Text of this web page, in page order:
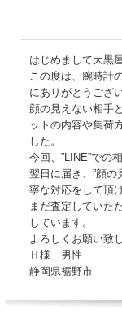
はじめまして大黒
この度は、腕時計
にありがとうござ
顔の見えない相手
ットの内容や集荷
した。
今回、”LINE”での
翌日に届き、”顔
寧な対応をして頂
まだ査定していた
しています。
よろしくお願い致
Ｈ様 男性
静岡県裾野市